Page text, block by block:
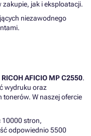
jak i eksploatacji.
niezawodnego
RICOH AFICIO MP C2550.
wydruku oraz
tonerów. W naszej ofercie
10000 stron,
odpowiednio 5500